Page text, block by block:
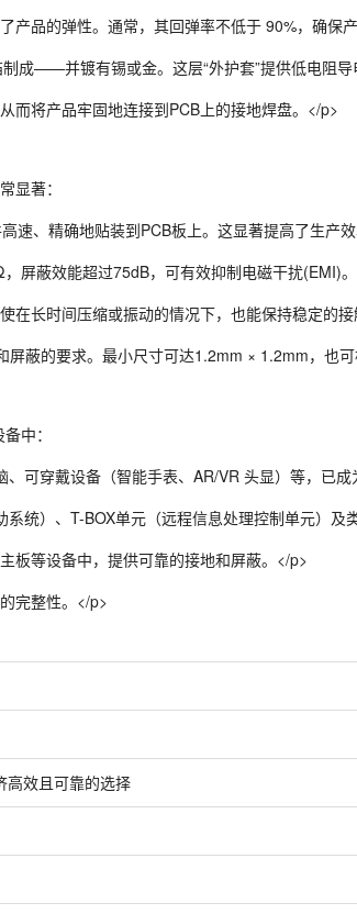
产品的弹性。通常，其回弹率不低于 90%，确保
——并镀有锡或金。这层“外护套”提供低电阻导
而将产品牢固地连接到PCB上的接地焊盘。</p>
显著：
速、精确地贴装到PCB板上。这显著提高了生产
屏蔽效能超过75dB，可有效抑制电磁干扰(EMI)
在长时间压缩或振动的情况下，也能保持稳定的
蔽的要求。最小尺寸可达1.2mm × 1.2mm，也
中：
可穿戴设备（智能手表、AR/VR 头显）等，已成
统）、T-BOX单元（远程信息处理控制单元）
板等设备中，提供可靠的接地和屏蔽。</p>
完整性。</p>
高效且可靠的选择